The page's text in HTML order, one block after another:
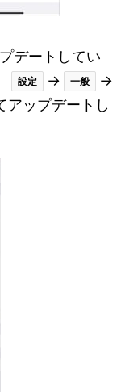
デートしてい
設定 → 一般 →
アップデートし